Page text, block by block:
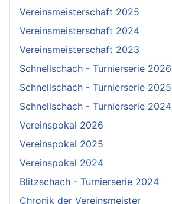
Vereinsmeisterschaft 2025
Vereinsmeisterschaft 2024
Vereinsmeisterschaft 2023
Schnellschach - Turnierserie 2026
Schnellschach - Turnierserie 2025
Schnellschach - Turnierserie 2024
Vereinspokal 2026
Vereinspokal 2025
Vereinspokal 2024
Blitzschach - Turnierserie 2024
Chronik der Vereinsmeister